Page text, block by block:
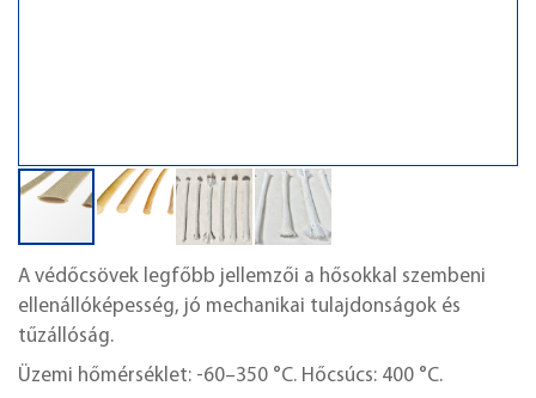
A védőcsövek legfőbb jellemzői a hősokkal szembeni
ellenállóképesség, jó mechanikai tulajdonságok és
tűzállóság.
Üzemi hőmérséklet: -60–350 °C. Hőcsúcs: 400 °C.